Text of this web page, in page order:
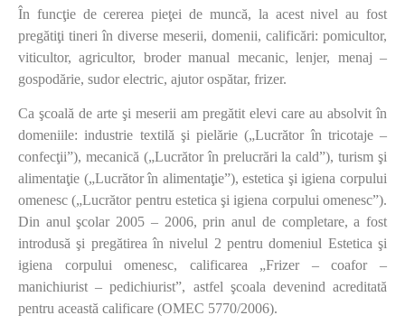
În funcţie de cererea pieţei de muncă, la acest nivel au fost
pregătiţi tineri în diverse meserii, domenii, calificări: pomicultor,
viticultor, agricultor, broder manual mecanic, lenjer, menaj –
gospodărie, sudor electric, ajutor ospătar, frizer.
Ca şcoală de arte şi meserii am pregătit elevi care au absolvit în
domeniile: industrie textilă şi pielărie („Lucrător în tricotaje –
confecţii”), mecanică („Lucrător în prelucrări la cald”), turism şi
alimentaţie („Lucrător în alimentaţie”), estetica şi igiena corpului
omenesc („Lucrător pentru estetica şi igiena corpului omenesc”).
Din anul şcolar 2005 – 2006, prin anul de completare, a fost
introdusă şi pregătirea în nivelul 2 pentru domeniul Estetica şi
igiena corpului omenesc, calificarea „Frizer – coafor –
manichiurist – pedichiurist”, astfel şcoala devenind acreditată
pentru această calificare (OMEC 5770/2006).